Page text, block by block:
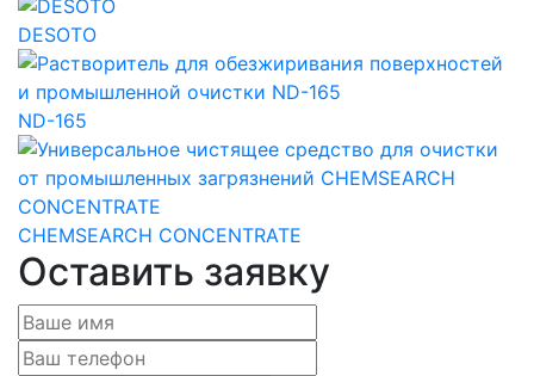
DESOTO
ND-165
CHEMSEARCH CONCENTRATE
Оставить заявку